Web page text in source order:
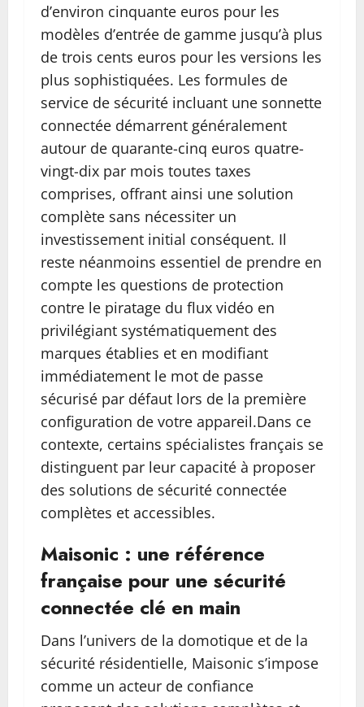
d’environ cinquante euros pour les
modèles d’entrée de gamme jusqu’à plus
de trois cents euros pour les versions les
plus sophistiquées. Les formules de
service de sécurité incluant une sonnette
connectée démarrent généralement
autour de quarante-cinq euros quatre-
vingt-dix par mois toutes taxes
comprises, offrant ainsi une solution
complète sans nécessiter un
investissement initial conséquent. Il
reste néanmoins essentiel de prendre en
compte les questions de protection
contre le piratage du flux vidéo en
privilégiant systématiquement des
marques établies et en modifiant
immédiatement le mot de passe
sécurisé par défaut lors de la première
configuration de votre appareil.Dans ce
contexte, certains spécialistes français se
distinguent par leur capacité à proposer
des solutions de sécurité connectée
complètes et accessibles.
Maisonic : une référence
française pour une sécurité
connectée clé en main
Dans l’univers de la domotique et de la
sécurité résidentielle, Maisonic s’impose
comme un acteur de confiance